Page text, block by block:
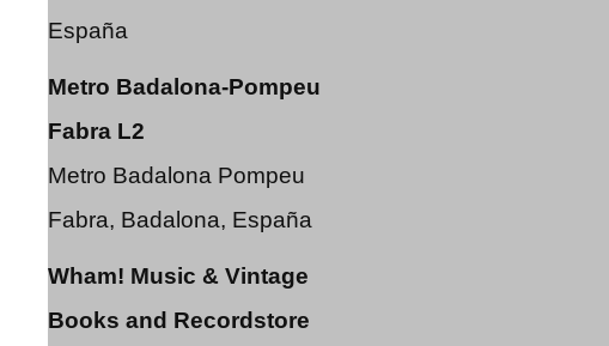
España
Metro Badalona-Pompeu
Fabra L2
Metro Badalona Pompeu
Fabra, Badalona, España
Wham! Music & Vintage
Books and Recordstore